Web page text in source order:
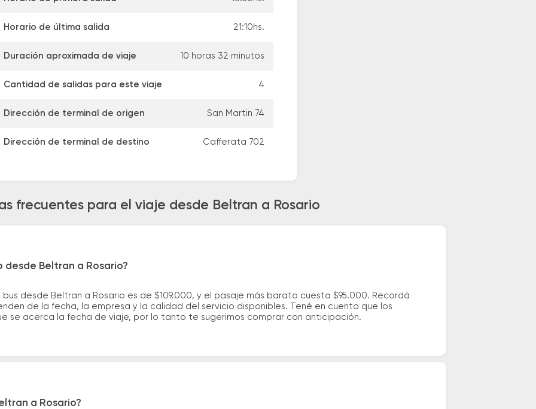
Horario de última salida 21:10hs.
Duración aproximada de viaje 10 horas 32 minutos
Cantidad de salidas para este viaje 4
Dirección de terminal de origen San Martin 74
Dirección de terminal de destino Cafferata 702
frecuentes para el viaje desde Beltran a Rosario
desde Beltran a Rosario?
desde Beltran a Rosario es de $109.000, y el pasaje más barato cuesta $95.000. Recordá
de la fecha, la empresa y la calidad del servicio disponibles. Tené en cuenta que los
se acerca la fecha de viaje, por lo tanto te sugerimos comprar con anticipación.
a Rosario?